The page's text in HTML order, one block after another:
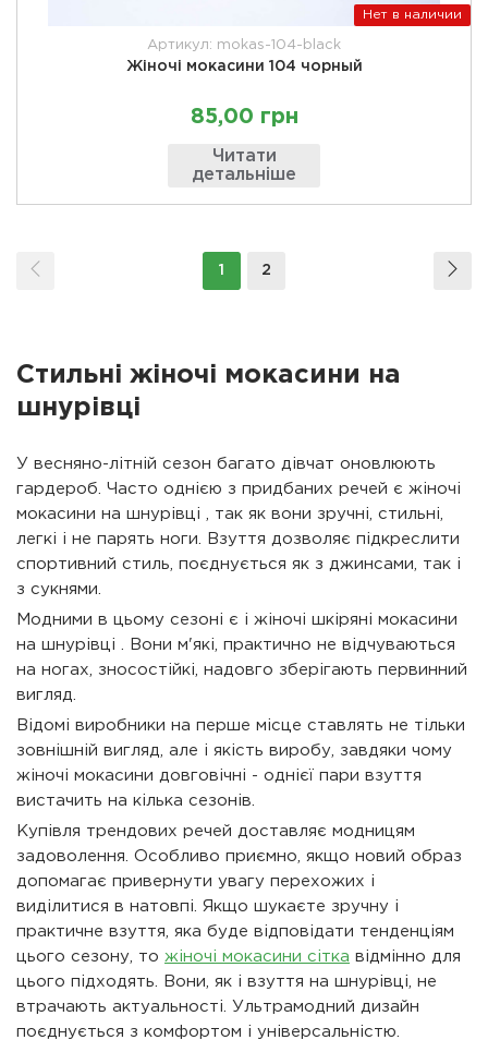
Нет в наличии
Артикул: mokas-104-black
Жіночі мокасини 104 чорный
85,00 грн
Читати
детальніше
1 2
Стильні жіночі мокасини на
шнурівці
У весняно-літній сезон багато дівчат оновлюють
гардероб. Часто однією з придбаних речей є жіночі
мокасини на шнурівці , так як вони зручні, стильні,
легкі і не парять ноги. Взуття дозволяє підкреслити
спортивний стиль, поєднується як з джинсами, так і
з сукнями.
Модними в цьому сезоні є і жіночі шкіряні мокасини
на шнурівці . Вони м'які, практично не відчуваються
на ногах, зносостійкі, надовго зберігають первинний
вигляд.
Відомі виробники на перше місце ставлять не тільки
зовнішній вигляд, але і якість виробу, завдяки чому
жіночі мокасини довговічні - однієї пари взуття
вистачить на кілька сезонів.
Купівля трендових речей доставляє модницям
задоволення. Особливо приємно, якщо новий образ
допомагає привернути увагу перехожих і
виділитися в натовпі. Якщо шукаєте зручну і
практичне взуття, яка буде відповідати тенденціям
цього сезону, то жіночі мокасини сітка відмінно для
цього підходять. Вони, як і взуття на шнурівці, не
втрачають актуальності. Ультрамодний дизайн
поєднується з комфортом і універсальністю.